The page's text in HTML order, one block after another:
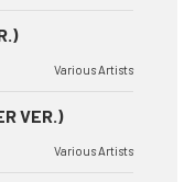
Various Artists
VER.)
Various Artists